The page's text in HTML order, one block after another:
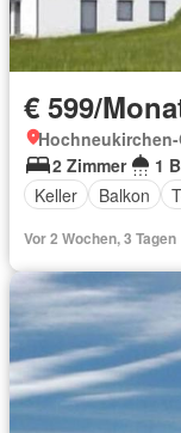
€ 599/
2 Zimmer
1
Keller
Balkon
Vor 2 Wochen, 3 Tagen